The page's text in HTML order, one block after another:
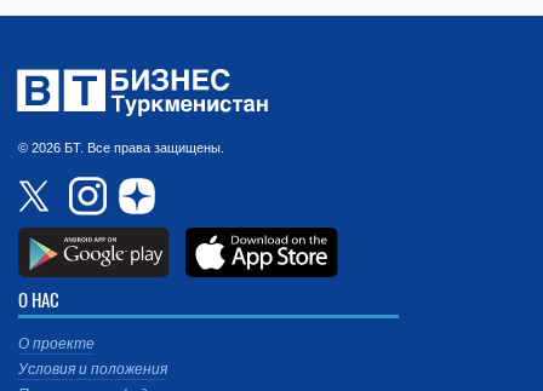
© 2026 БТ. Все права защищены.
О НАС
О проекте
Условия и положения